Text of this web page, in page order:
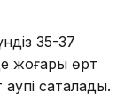
35-37
жоғары өрт
сақталады.